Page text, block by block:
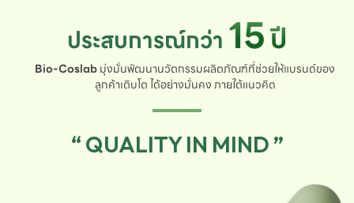
ประสบการณ์กว่า 15ปี
Bio-Coslabมุ่งมั่นพัฒนานวัตกรรมผลิตภัณฑ์ที่ช่วยให้แบรนด์ของ
ลูกค้าเติบโต ได้อย่างมั่นคง ภายใต้แนวคิด
“ QUALITY IN MIND ”